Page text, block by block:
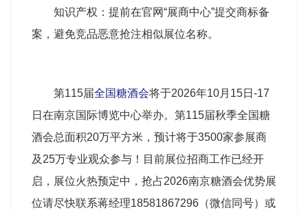
知识产权：提前在官网“展商中心”提交商标备
案，避免竞品恶意抢注相似展位名称。
第115届全国糖酒会将于2026年10月15日-17
日在南京国际博览中心举办。第115届秋季全国糖
酒会总面积20万平方米，预计将于3500家参展商
及25万专业观众参与！目前展位招商工作已经开
启，展位火热预定中，抢占2026南京糖酒会优势展
位请尽快联系蒋经理18581867296（微信同号）或